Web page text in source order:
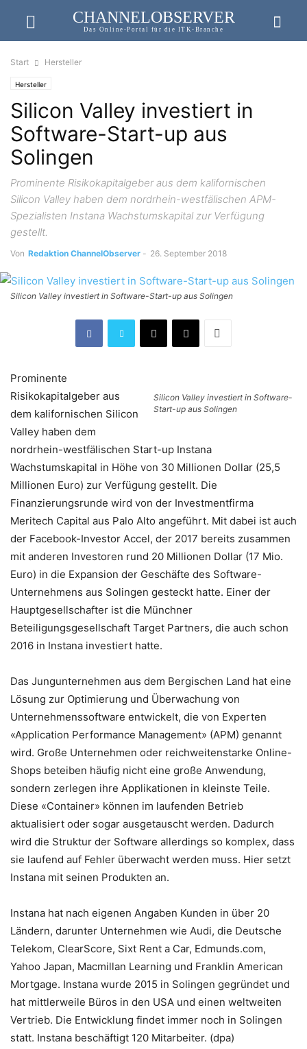
CHANNELOBSERVER
Das Online-Portal für die ITK-Branche
Start Hersteller
Hersteller
Silicon Valley investiert in
Software-Start-up aus
Solingen
Prominente Risikokapitalgeber aus dem kalifornischen
Silicon Valley haben dem nordrhein-westfälischen APM-
Spezialisten Instana Wachstumskapital zur Verfügung
gestellt.
Von Redaktion ChannelObserver - 26. September 2018
Silicon Valley investiert in Software-Start-up aus Solingen
Silicon Valley investiert in Software-
Start-up aus Solingen
Prominente
Risikokapitalgeber aus
dem kalifornischen Silicon
Valley haben dem
nordrhein-westfälischen Start-up Instana
Wachstumskapital in Höhe von 30 Millionen Dollar (25,5
Millionen Euro) zur Verfügung gestellt. Die
Finanzierungsrunde wird von der Investmentfirma
Meritech Capital aus Palo Alto angeführt. Mit dabei ist auch
der Facebook-Investor Accel, der 2017 bereits zusammen
mit anderen Investoren rund 20 Millionen Dollar (17 Mio.
Euro) in die Expansion der Geschäfte des Software-
Unternehmens aus Solingen gesteckt hatte. Einer der
Hauptgesellschafter ist die Münchner
Beteiligungsgesellschaft Target Partners, die auch schon
2016 in Instana investiert hatte.
Das Jungunternehmen aus dem Bergischen Land hat eine
Lösung zur Optimierung und Überwachung von
Unternehmenssoftware entwickelt, die von Experten
«Application Performance Management» (APM) genannt
wird. Große Unternehmen oder reichweitenstarke Online-
Shops beteiben häufig nicht eine große Anwendung,
sondern zerlegen ihre Applikationen in kleinste Teile.
Diese «Container» können im laufenden Betrieb
aktualisiert oder sogar ausgetauscht werden. Dadurch
wird die Struktur der Software allerdings so komplex, dass
sie laufend auf Fehler überwacht werden muss. Hier setzt
Instana mit seinen Produkten an.
Instana hat nach eigenen Angaben Kunden in über 20
Ländern, darunter Unternehmen wie Audi, die Deutsche
Telekom, ClearScore, Sixt Rent a Car, Edmunds.com,
Yahoo Japan, Macmillan Learning und Franklin American
Mortgage. Instana wurde 2015 in Solingen gegründet und
hat mittlerweile Büros in den USA und einen weltweiten
Vertrieb. Die Entwicklung findet immer noch in Solingen
statt. Instana beschäftigt 120 Mitarbeiter. (dpa)